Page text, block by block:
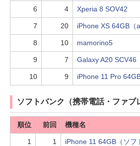
6 4 Xperia 8 SOV42
7 20 iPhone XS 64GB（
8 10 mamorino5
9 7 Galaxy A20 SCV46
10 9 iPhone 11 Pro 64GB
ソフトバンク（携帯電話・ファブ
順位 前回 機種名
1 1 iPhone 11 64GB（ソフ